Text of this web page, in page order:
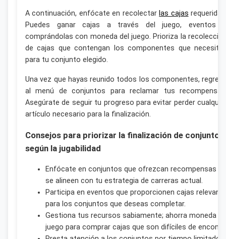
A continuación, enfócate en recolectar las cajas
Puedes ganar cajas a través del juego, eventos
comprándolas con moneda del juego. Prioriza la
de cajas que contengan los componentes que
para tu conjunto elegido.
Una vez que hayas reunido todos los componentes,
al menú de conjuntos para reclamar tus
Asegúrate de seguir tu progreso para evitar perder
artículo necesario para la finalización.
Consejos para priorizar la finalización de conjuntos
según la jugabilidad
Enfócate en conjuntos que ofrezcan recompensas
se alineen con tu estrategia de carreras actual.
Participa en eventos que proporcionen cajas
para los conjuntos que deseas completar.
Gestiona tus recursos sabiamente; ahorra moneda
juego para comprar cajas que son difíciles de